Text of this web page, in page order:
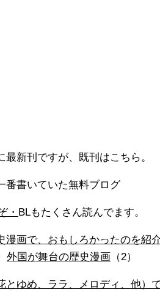
最新刊ですが、既刊はこちら。
番書いていた無料ブログ
・ BLもたくさん読んでます。
漫画で、おもしろかったのを紹
外国が舞台の歴史漫画 （2）
とゆめ、ララ、メロディ、他）